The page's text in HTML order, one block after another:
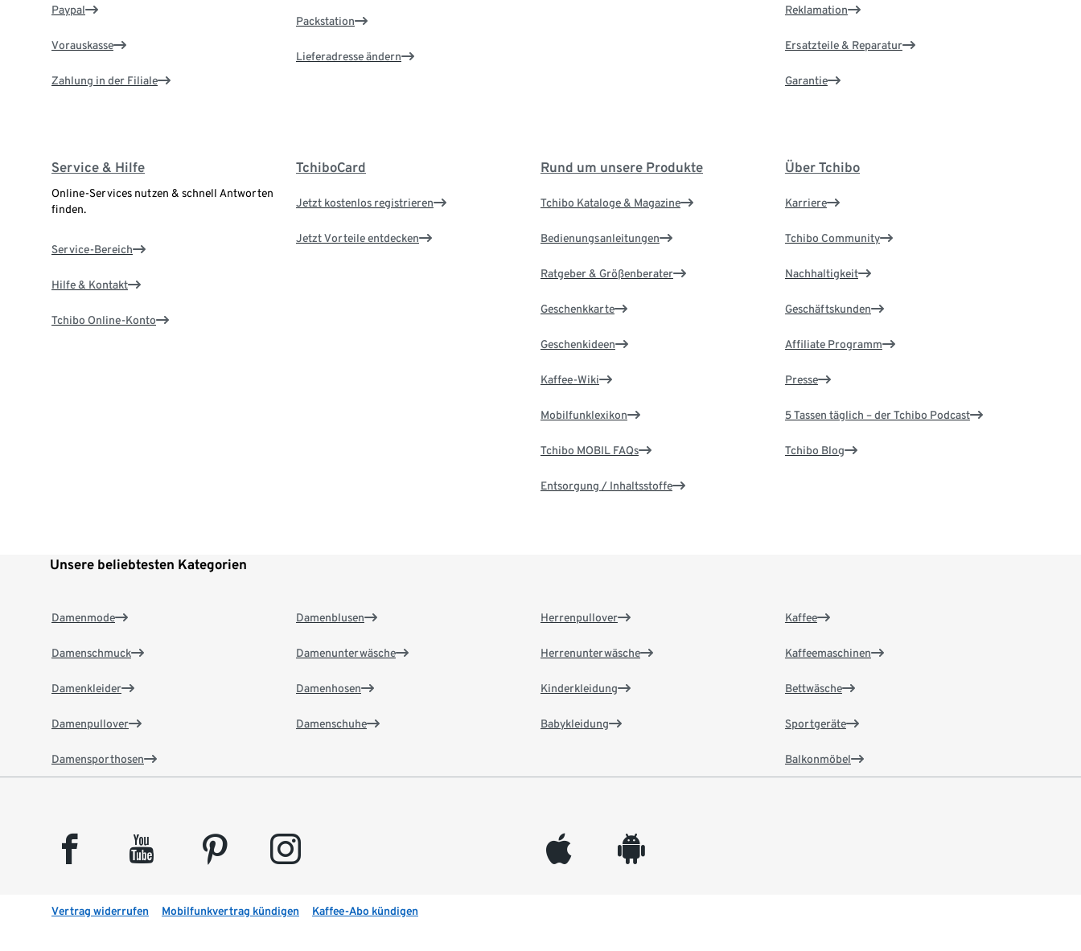
Paypal
Vorauskasse
Zahlung in der Filiale
Packstation
Lieferadresse ändern
Reklamation
Ersatzteile & Reparatur
Garantie
Service & Hilfe
Online-Services nutzen & schnell Antworten
finden.
Service-Bereich
Hilfe & Kontakt
Tchibo Online-Konto
TchiboCard
Jetzt kostenlos registrieren
Jetzt Vorteile entdecken
Rund um unsere Produkte
Tchibo Kataloge & Magazine
Bedienungsanleitungen
Ratgeber & Größenberater
Geschenkkarte
Geschenkideen
Kaffee-Wiki
Mobilfunklexikon
Tchibo MOBIL FAQs
Entsorgung / Inhaltsstoffe
Über Tchibo
Karriere
Tchibo Community
Nachhaltigkeit
Geschäftskunden
Affiliate Programm
Presse
5 Tassen täglich – der Tchibo Podcast
Tchibo Blog
Unsere beliebtesten Kategorien
Damenmode
Damenschmuck
Damenkleider
Damenpullover
Damensporthosen
Damenblusen
Damenunterwäsche
Damenhosen
Damenschuhe
Herrenpullover
Herrenunterwäsche
Kinderkleidung
Babykleidung
Kaffee
Kaffeemaschinen
Bettwäsche
Sportgeräte
Balkonmöbel
facebook youtube pinterest instagram appleinc android
Vertrag widerrufen Mobilfunkvertrag kündigen Kaffee-Abo kündigen